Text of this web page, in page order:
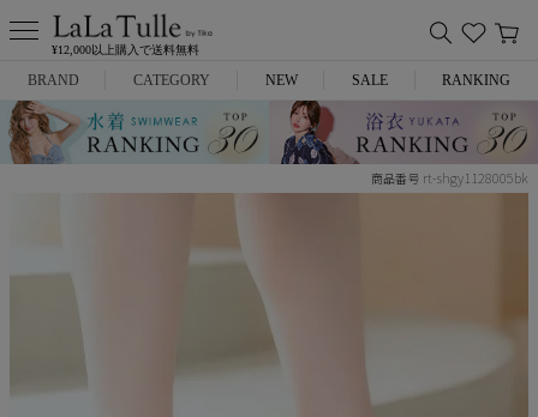
¥12,000以上購入で送料無料
BRAND
Anella
CATEGORY
ミニドレス
NEW SALE RANKING
商品番号 rt-shgy1128005bk